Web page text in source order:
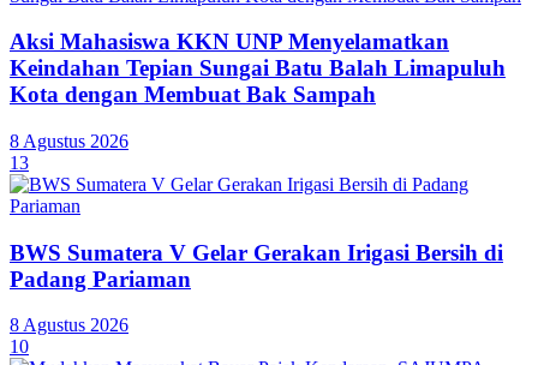
Aksi Mahasiswa KKN UNP Menyelamatkan
Keindahan Tepian Sungai Batu Balah Limapuluh
Kota dengan Membuat Bak Sampah
8 Agustus 2026
13
BWS Sumatera V Gelar Gerakan Irigasi Bersih di
Padang Pariaman
8 Agustus 2026
10